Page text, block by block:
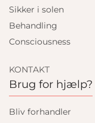
Sikker i solen
Behandling
Consciousness
KONTAKT
Brug for hjælp?
Bliv forhandler